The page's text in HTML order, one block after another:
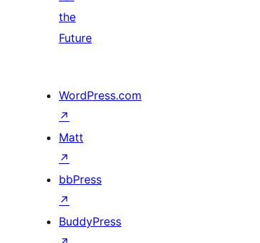
the
Future
WordPress.com
↗
Matt
↗
bbPress
↗
BuddyPress